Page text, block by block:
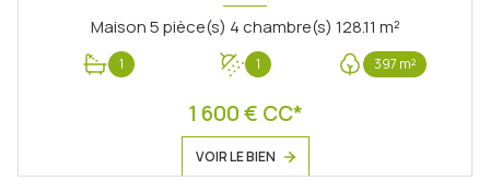
Maison 5 pièce(s) 4 chambre(s) 128.11 m²
1 1 397 m²
1 600 € CC*
VOIR LE BIEN